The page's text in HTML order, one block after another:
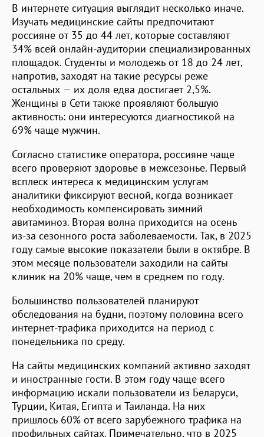
В интернете ситуация выглядит несколько иначе.
Изучать медицинские сайты предпочитают
россияне от 35 до 44 лет, которые составляют
34% всей онлайн-аудитории специализированных
площадок. Студенты и молодежь от 18 до 24 лет,
напротив, заходят на такие ресурсы реже
остальных — их доля едва достигает 2,5%.
Женщины в Сети также проявляют большую
активность: они интересуются диагностикой на
69% чаще мужчин.
Согласно статистике оператора, россияне чаще
всего проверяют здоровье в межсезонье. Первый
всплеск интереса к медицинским услугам
аналитики фиксируют весной, когда возникает
необходимость компенсировать зимний
авитаминоз. Вторая волна приходится на осень
из-за сезонного роста заболеваемости. Так, в 2025
году самые высокие показатели были в октябре. В
этом месяце пользователи заходили на сайты
клиник на 20% чаще, чем в среднем по году.
Большинство пользователей планируют
обследования на будни, поэтому половина всего
интернет-трафика приходится на период с
понедельника по среду.
На сайты медицинских компаний активно заходят
и иностранные гости. В этом году чаще всего
информацию искали пользователи из Беларуси,
Турции, Китая, Египта и Таиланда. На них
пришлось 60% от всего зарубежного трафика на
профильных сайтах. Примечательно, что в 2025